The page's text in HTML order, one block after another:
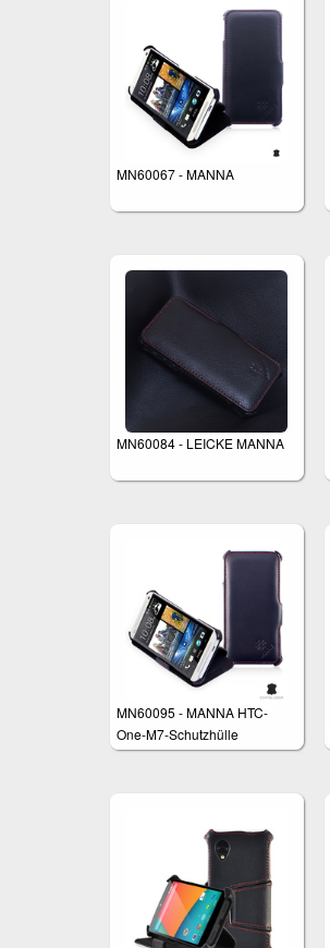
MN60067 - MANNA
MN60084 - LEICKE MANNA
MN60095 - MANNA HTC-
One-M7-Schutzhülle